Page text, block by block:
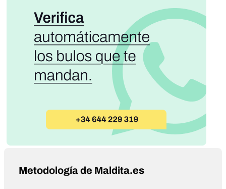
Metodología de Maldita.es